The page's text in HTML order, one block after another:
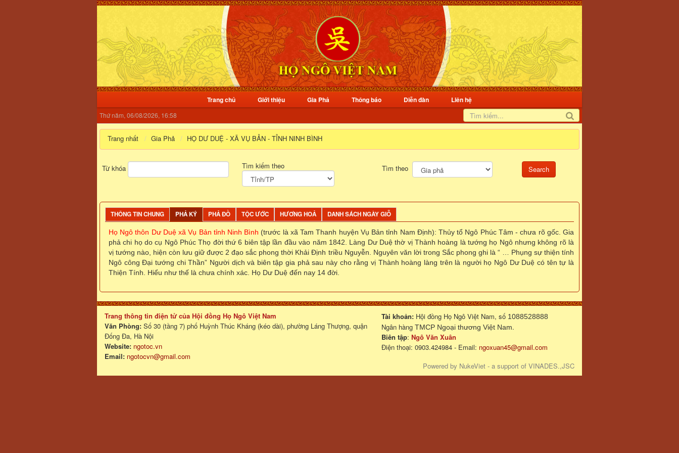
Trang chủ Giới thiệu Gia Phả Thông báo Diễn đàn Liên hệ
Thứ năm, 06/08/2026, 16:58
Trang nhất Gia Phả HỌ DƯ DUỆ - XÃ VỤ BẢN - TỈNH NINH BÌNH
Từ khóa Tìm kiếm theo Tìm theo
THÔNG TIN CHUNG PHẢ KÝ PHẢ ĐỒ TỘC ƯỚC HƯƠNG HOẢ DANH SÁCH NGÀY GIỖ
Họ Ngô thôn Dư Duệ xã Vụ Bản tỉnh Ninh Bình (trước là xã Tam Thanh huyện Vụ Bản tỉnh Nam Định): Thủy tổ Ngô Phúc Tâm - chưa rõ gốc. Gia
phả chi họ do cụ Ngô Phúc Thọ đời thứ 6 biên tập lần đầu vào năm 1842. Làng Dư Duệ thờ vị Thành hoàng là tướng họ Ngô nhưng không rõ là
vị tướng nào, hiện còn lưu giữ được 2 đạo sắc phong thời Khải Định triều Nguyễn. Nguyên văn lời trong Sắc phong ghi là “ … Phụng sự thiện tính
Ngô công Đại tướng chi Thần” Người dịch và biên tập gia phả sau này cho rằng vị Thành hoàng làng trên là người họ Ngô Dư Duệ có tên tự là
Thiện Tính. Hiểu như thế là chưa chính xác. Họ Dư Duệ đến nay 14 đời.
Trang thông tin điện tử của Hội đồng Họ Ngô Việt Nam
Văn Phòng: Số 30 (tầng 7) phố Huỳnh Thúc Kháng (kéo dài), phường Láng Thượng, quận
Đống Đa, Hà Nội
Website: ngotoc.vn
Email: ngotocvn@gmail.com
Tài khoản: Hội đồng Họ Ngô Việt Nam, số 1088528888
Ngân hàngTMCP Ngoại thương Việt Nam.
Biên tập:Ngô Văn Xuân
Điện thoại: 0903.424984 - Email: ngoxuan45@gmail.com
Powered by NukeViet - a support of VINADES.,JSC